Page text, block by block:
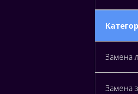
Замена
Замена